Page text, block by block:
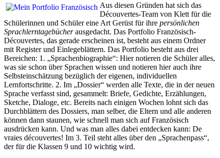
Aus diesen Gründen hat sich das
Découvertes-Team von Klett für die
Schülerinnen und Schüler eine Art Gerüst für ihre persönlichen
Sprachlerntagebücherausgedacht. Das Portfolio Französisch-
Découvertes, das gerade erscheinen ist, besteht aus einem Ordner
mit Register und Einlegeblättern. Das Portfolio besteht aus drei
Bereichen: 1. „Sprachenbiographie“: Hier notieren die Schüler alles,
was sie schon über Sprachen wissen und notieren hier auch ihre
Selbsteinschätzung bezüglich der eigenen, individuellen
Lernfortschritte. 2. Im „Dossier“ werden alle Texte, die in der neuen
Sprache verfasst sind, gesammelt: Briefe, Gedichte, Erzählungen,
Sketche, Dialoge, etc. Bereits nach einigen Wochen lohnt sich das
Durchblättern des Dossiers, man selber, die Eltern und alle anderen
können dann staunen, wie schnell man sich auf Französisch
ausdrücken kann. Und was man alles dabei entdecken kann: De
vraies découvertes! Im 3. Teil steht alles über den „Sprachenpass“,
der für die Klassen 9 und 10 wichtig wird.